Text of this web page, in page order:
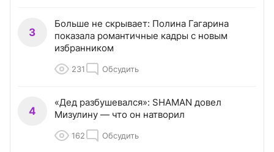
3
Больше не скрывает: Полина Гагарина
показала романтичные кадры с новым
избранником
231 Обсудить
4
«Дед разбушевался»: SHAMAN довел
Мизулину — что он натворил
162 Обсудить